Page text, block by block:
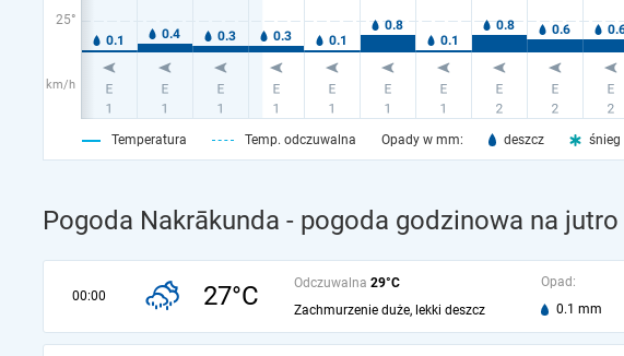
25°
km/h
Temperatura Temp. odczuwalna Opady w mm: deszcz śnieg
Pogoda Nakrākunda - pogoda godzinowa na jutro
00:00 27°C Odczuwalna 29°C
Zachmurzenie duże, lekki deszcz
Opad:
0.1 mm